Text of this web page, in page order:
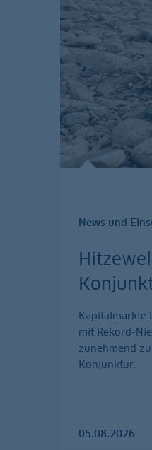
News und
Kapitalmärkte
mit Rekord-
zunehmend
Konjunktur.
05.08.2026